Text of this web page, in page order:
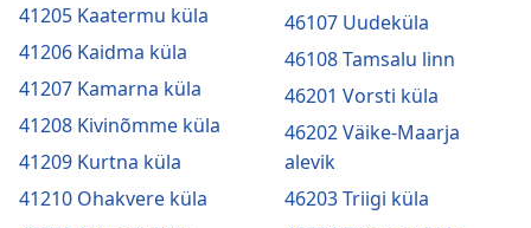
41205 Kaatermu küla
41206 Kaidma küla
41207 Kamarna küla
41208 Kivinõmme küla
41209 Kurtna küla
41210 Ohakvere küla
46107 Uudeküla
46108 Tamsalu linn
46201 Vorsti küla
46202 Väike-Maarja
alevik
46203 Triigi küla